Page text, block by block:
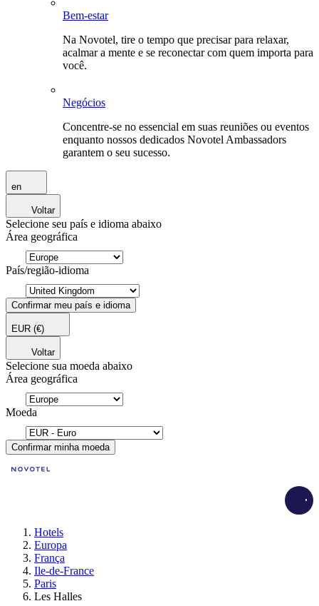
Bem-estar
Na Novotel, tire o tempo que precisar para relaxar,
acalmar a mente e se reconectar com quem importa para
você.
Negócios
Concentre-se no essencial em suas reuniões ou eventos
enquanto nossos dedicados Novotel Ambassadors
garantem o seu sucesso.
en
Voltar
Selecione seu país e idioma abaixo
Área geográfica
País/região-idioma
Confirmar meu país e idioma
EUR (€)
Voltar
Selecione sua moeda abaixo
Área geográfica
Moeda
Confirmar minha moeda
Hotels
Europa
França
Ile-de-France
Paris
Les Halles